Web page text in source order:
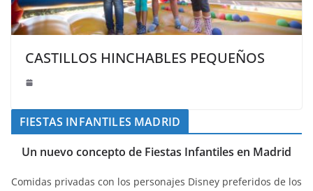
CASTILLOS HINCHABLES PEQUEÑOS
FIESTAS INFANTILES MADRID
Un nuevo concepto de Fiestas Infantiles en Madrid
Comidas privadas con los personajes Disney preferidos de los